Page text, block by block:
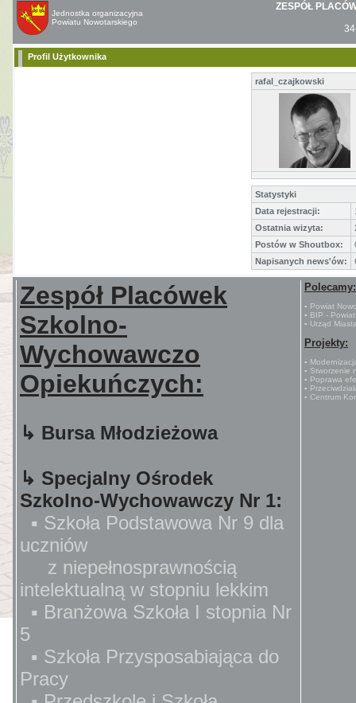
Jednostka organizacyjna
Powiatu Nowotarskiego
ZESPÓŁ
Profil Użytkownika
rafal_czajkowski
Statystyki
Data rejestracji:
Ostatnia wizyta:
Postów w Shoutbox:
Napisanych news'ów:
Zespół Placówek
Szkolno-
Wychowawczo
Opiekuńczych:
↳ Bursa Młodzieżowa
↳ Specjalny Ośrodek
Szkolno-Wychowawczy Nr 1:
▪ Szkoła Podstawowa Nr 9 dla
uczniów
z niepełnosprawnością
intelektualną w stopniu lekkim
▪ Branżowa Szkoła I stopnia Nr
5
▪ Szkoła Przysposabiająca do
Pracy
Polecamy:
▪ Powiat
▪ BIP -
▪ Urząd
Projekty:
▪
▪ Stworzenie
▪ Poprawa
▪
▪ Centrum